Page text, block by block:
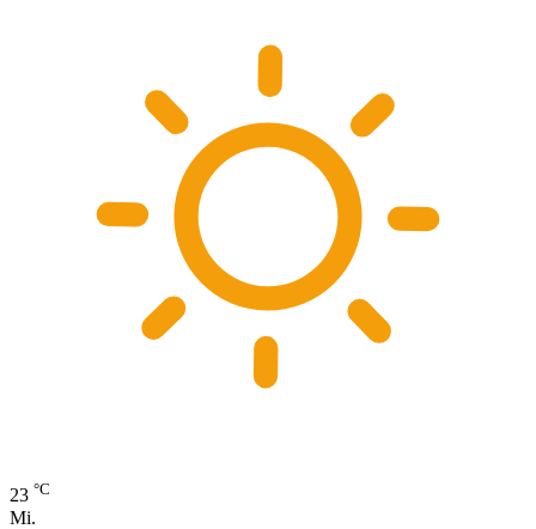
23 °C
Mi.